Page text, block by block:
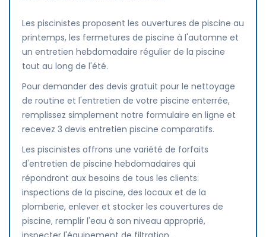
Les piscinistes proposent les ouvertures de piscine au
printemps, les fermetures de piscine à l'automne et
un entretien hebdomadaire régulier de la piscine
tout au long de l'été.
Pour demander des devis gratuit pour le nettoyage
de routine et l'entretien de votre piscine enterrée,
remplissez simplement notre formulaire en ligne et
recevez 3 devis entretien piscine comparatifs.
Les piscinistes offrons une variété de forfaits
d'entretien de piscine hebdomadaires qui
répondront aux besoins de tous les clients:
inspections de la piscine, des locaux et de la
plomberie, enlever et stocker les couvertures de
piscine, remplir l'eau à son niveau approprié,